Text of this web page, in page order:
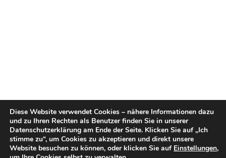
Diese Website verwendet Cookies – nähere Informationen dazu
und zu Ihren Rechten als Benutzer finden Sie in unserer
Datenschutzerklärung am Ende der Seite. Klicken Sie auf „Ich
stimme zu“, um Cookies zu akzeptieren und direkt unsere
Website besuchen zu können, oder klicken Sie auf Einstellungen,